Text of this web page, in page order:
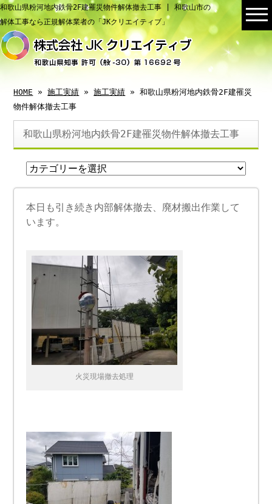
和歌山県粉河地内鉄骨2F建罹災物件解体撤去工事 | 和歌山市の
解体工事なら正規解体業者の「JKクリエイティブ」
HOME »施工実績 »施工実績 » 和歌山県粉河地内鉄骨2F建罹災
物件解体撤去工事
和歌山県粉河地内鉄骨2F建罹災物件解体撤去工事
本日も引き続き内部解体撤去、廃材搬出作業して
います。
火災現場撤去処理